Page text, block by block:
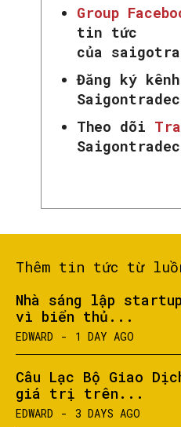
Group
tin tức
của
Đăng ký kênh
Theo dõi
Thêm tin tức từ
Nhà sáng lập
vì biển thủ...
EDWARD - 1 DAY AGO
Câu Lạc Bộ Giao
giá trị trên...
EDWARD - 3 DAYS AGO